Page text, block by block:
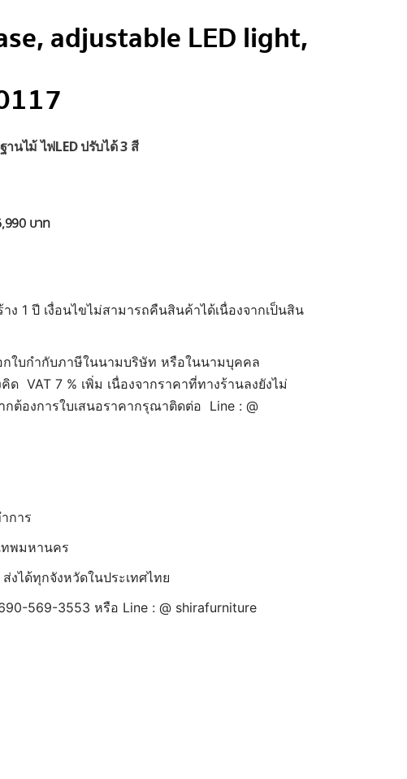
adjustable LED light,
นไม้ ไฟLED ปรับได้ 3 สี
บาท
ง 1 ปี เงื่อนไขไม่สามารถคืนสินค้าได้เนื่องจากเป็นสิน
ใบกำกับภาษีในนามบริษัท หรือในนามบุคคล
ด VAT 7 % เพิ่ม เนื่องจากราคาที่ทางร้านลงยังไม่
ต้องการใบเสนอราคากรุณาติดต่อ Line : @
การ
ทพมหานคร
งได้ทุกจังหวัดในประเทศไทย
569-3553 หรือ Line : @ shirafurniture